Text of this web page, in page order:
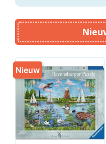
Nieuw